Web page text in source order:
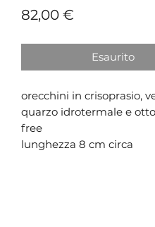
82,00 €
Esaurito
orecchini in crisoprasio,
quarzo idrotermale e
free
lunghezza 8 cm circa